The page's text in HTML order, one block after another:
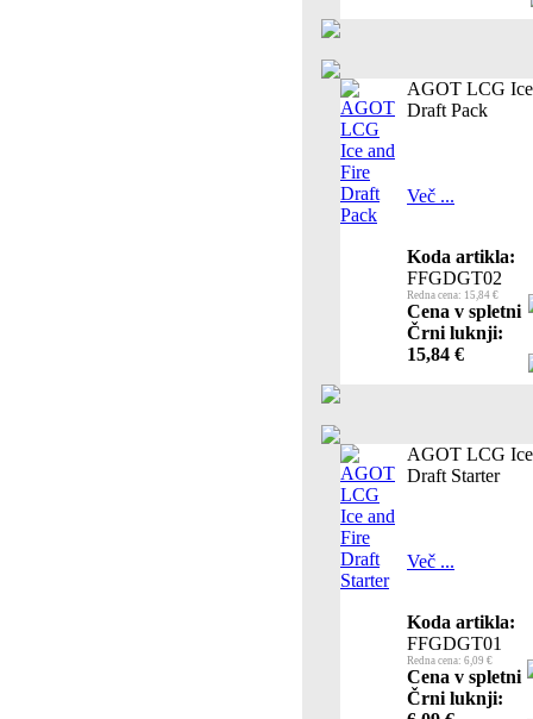
AGOT LCG
Draft Pack
Več ...
Koda artikla:
FFGDGT02
Redna cena: 15,84 €
Cena v spletni
Črni luknji:
15,84 €
AGOT LCG
Draft Starter
Več ...
Koda artikla:
FFGDGT01
Redna cena: 6,09 €
Cena v spletni
Črni luknji: